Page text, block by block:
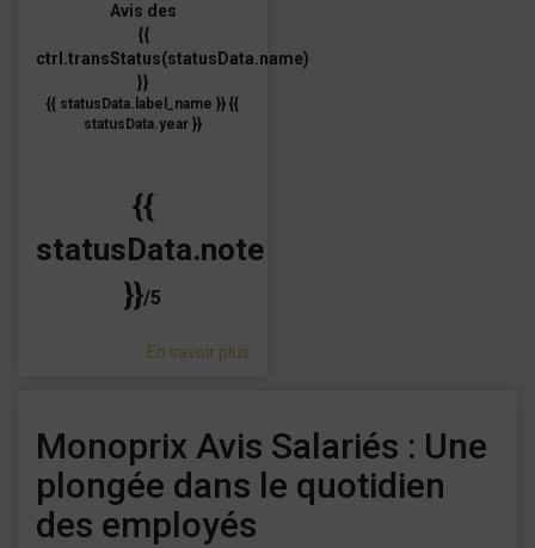
Avis des
{{
ctrl.transStatus(statusData.name)
}}
{{ statusData.label_name }} {{
statusData.year }}
{{
statusData.note
}}/5
En savoir plus
Monoprix Avis Salariés : Une
plongée dans le quotidien
des employés